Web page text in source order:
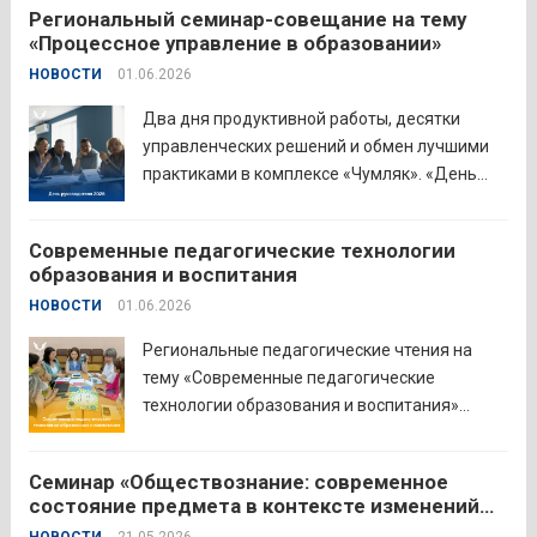
делегата. Открывая встречу, заместитель
руководителя Управления образования
Притобольного муниципального округа
Наталья Сергеевна Иванова подчеркнула
важность очных практических встреч для...
Региональный семинар-совещание на тему
«Процессное управление в образовании»
НОВОСТИ 01.06.2026
Два дня продуктивной работы, десятки
управленческих решений и обмен лучшими
практиками в комплексе «Чумляк». «День
управления образованием для обсуждения
ключевых задач и развития системы
образования региона. Заместитель
губернатора по социальной политике
Наталья...
Современные педагогические технологии
образования и воспитания
НОВОСТИ 01.06.2026
Региональные педагогические чтения на
тему «Современные педагогические
технологии образования и воспитания»
Шадринска. Основная цель Педагогических
чтений — освещение тенденций учебно-
Семинар «Обществознание: современное
состояние предмета в контексте изменений
законодательства и введения единых